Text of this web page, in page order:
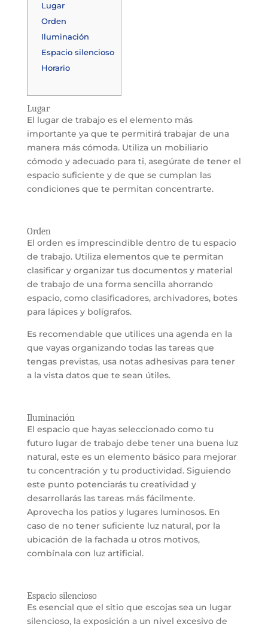
Lugar
Orden
Iluminación
Espacio silencioso
Horario
Lugar
El lugar de trabajo es el elemento más
importante ya que te permitirá trabajar de una
manera más cómoda. Utiliza un mobiliario
cómodo y adecuado para ti, asegúrate de tener el
espacio suficiente y de que se cumplan las
condiciones que te permitan concentrarte.
Orden
El orden es imprescindible dentro de tu espacio
de trabajo. Utiliza elementos que te permitan
clasificar y organizar tus documentos y material
de trabajo de una forma sencilla ahorrando
espacio, como clasificadores, archivadores, botes
para lápices y bolígrafos.
Es recomendable que utilices una agenda en la
que vayas organizando todas las tareas que
tengas previstas, usa notas adhesivas para tener
a la vista datos que te sean útiles.
Iluminación
El espacio que hayas seleccionado como tu
futuro lugar de trabajo debe tener una buena luz
natural, este es un elemento básico para mejorar
tu concentración y tu productividad. Siguiendo
este punto potenciarás tu creatividad y
desarrollarás las tareas más fácilmente.
Aprovecha los patios y lugares luminosos. En
caso de no tener suficiente luz natural, por la
ubicación de la fachada u otros motivos,
combínala con luz artificial.
Espacio silencioso
Es esencial que el sitio que escojas sea un lugar
silencioso, la exposición a un nivel excesivo de